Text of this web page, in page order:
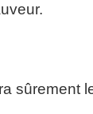
sûrement